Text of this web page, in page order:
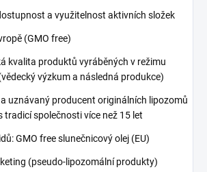
a využitelnost aktivních složek
(GMO free)
kvalita produktů vyráběných v režimu
výzkum a následná produkce)
uznávaný producent originálních lipozomů
tradicí společnosti více než 15 let
GMO free slunečnicový olej (EU)
(pseudo-lipozomální produkty)